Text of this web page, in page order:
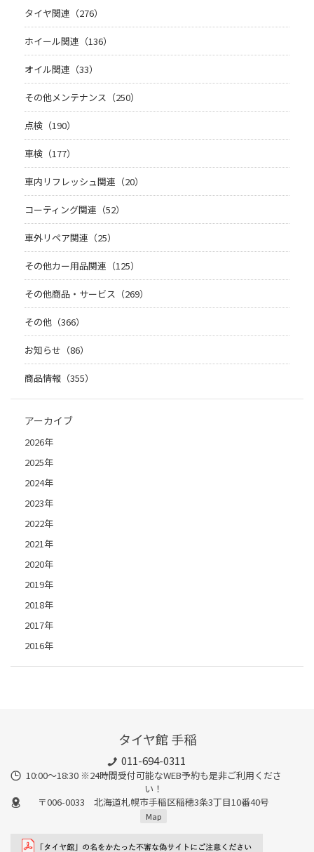
タイヤ関連（276）
ホイール関連（136）
オイル関連（33）
その他メンテナンス（250）
点検（190）
車検（177）
車内リフレッシュ関連（20）
コーティング関連（52）
車外リペア関連（25）
その他カー用品関連（125）
その他商品・サービス（269）
その他（366）
お知らせ（86）
商品情報（355）
アーカイブ
2026年
2025年
2024年
2023年
2022年
2021年
2020年
2019年
2018年
2017年
2016年
タイヤ館 手稲
011-694-0311
10:00～18:30 ※24時間受付可能なWEB予約も是非ご利用くださ
い！
〒006-0033 北海道札幌市手稲区稲穂3条3丁目10番40号
Map